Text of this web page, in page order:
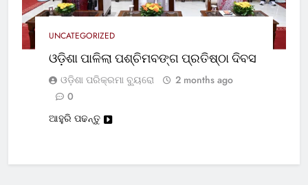
UNCATEGORIZED
ଓଡ଼ିଶା ପାଳିଲା ପଶ୍ଚିମବଙ୍ଗ ପ୍ରତିଷ୍ଠା ଦିବସ
ଓଡ଼ିଶା ପରିକ୍ରମା ବ୍ୟୁରୋ
2 months ago
0
ଆହୁରି ପଢନ୍ତୁ